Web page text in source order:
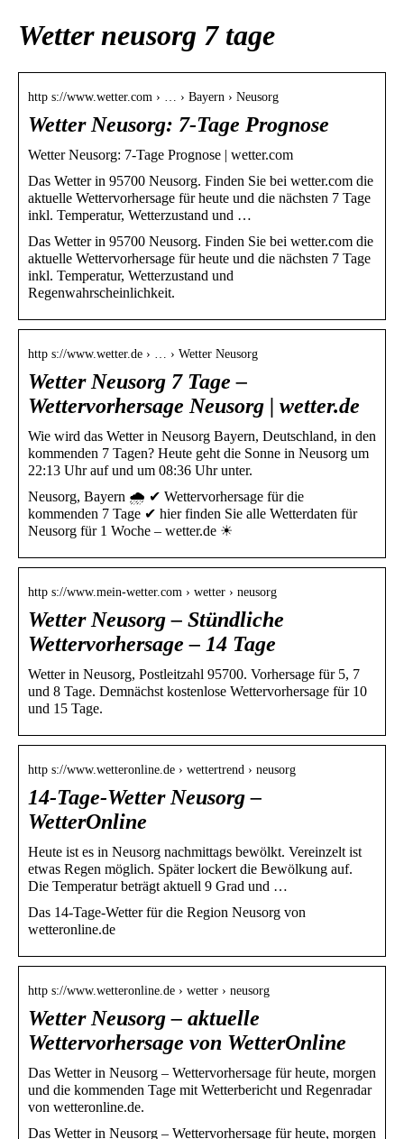
Wetter neusorg 7 tage
http s://www.wetter.com › … › Bayern › Neusorg
Wetter Neusorg: 7-Tage Prognose
Wetter Neusorg: 7-Tage Prognose | wetter.com
Das Wetter in 95700 Neusorg. Finden Sie bei wetter.com die
aktuelle Wettervorhersage für heute und die nächsten 7 Tage
inkl. Temperatur, Wetterzustand und …
Das Wetter in 95700 Neusorg. Finden Sie bei wetter.com die
aktuelle Wettervorhersage für heute und die nächsten 7 Tage
inkl. Temperatur, Wetterzustand und
Regenwahrscheinlichkeit.
http s://www.wetter.de › … › Wetter Neusorg
Wetter Neusorg 7 Tage –
Wettervorhersage Neusorg | wetter.de
Wie wird das Wetter in Neusorg Bayern, Deutschland, in den
kommenden 7 Tagen? Heute geht die Sonne in Neusorg um
22:13 Uhr auf und um 08:36 Uhr unter.
Neusorg, Bayern 🌧️ ✔ Wettervorhersage für die
kommenden 7 Tage ✔ hier finden Sie alle Wetterdaten für
Neusorg für 1 Woche – wetter.de ☀
http s://www.mein-wetter.com › wetter › neusorg
Wetter Neusorg – Stündliche
Wettervorhersage – 14 Tage
Wetter in Neusorg, Postleitzahl 95700. Vorhersage für 5, 7
und 8 Tage. Demnächst kostenlose Wettervorhersage für 10
und 15 Tage.
http s://www.wetteronline.de › wettertrend › neusorg
14-Tage-Wetter Neusorg –
WetterOnline
Heute ist es in Neusorg nachmittags bewölkt. Vereinzelt ist
etwas Regen möglich. Später lockert die Bewölkung auf.
Die Temperatur beträgt aktuell 9 Grad und …
Das 14-Tage-Wetter für die Region Neusorg von
wetteronline.de
http s://www.wetteronline.de › wetter › neusorg
Wetter Neusorg – aktuelle
Wettervorhersage von WetterOnline
Das Wetter in Neusorg – Wettervorhersage für heute, morgen
und die kommenden Tage mit Wetterbericht und Regenradar
von wetteronline.de.
Das Wetter in Neusorg – Wettervorhersage für heute, morgen